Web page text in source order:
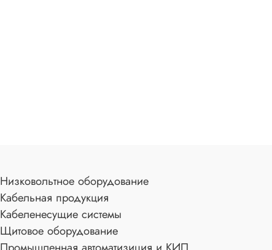
Низковольтное оборудование
Кабельная продукция
Кабеленесущие системы
Щитовое оборудование